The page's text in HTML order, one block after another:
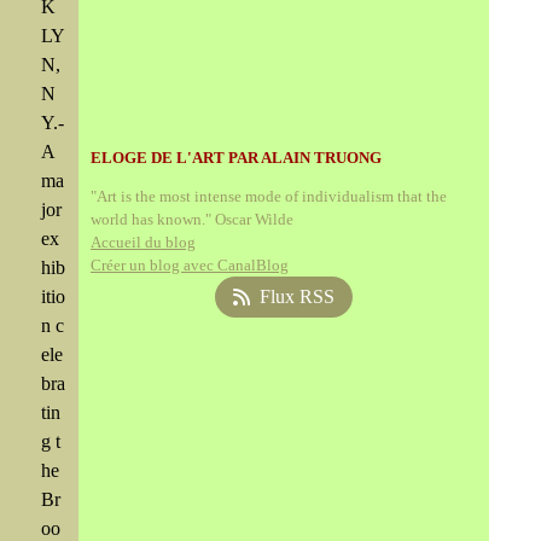
K
LY
N,
N
Y.-
A
ma
jor
ex
hib
itio
n c
ele
bra
tin
g t
he
Br
oo
ELOGE DE L'ART PAR ALAIN TRUONG
"Art is the most intense mode of individualism that the
world has known." Oscar Wilde
Accueil du blog
Créer un blog avec CanalBlog
Flux RSS